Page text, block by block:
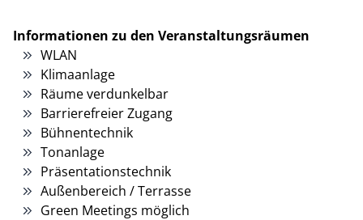
Informationen zu den Veranstaltungsräumen
WLAN
Klimaanlage
Räume verdunkelbar
Barrierefreier Zugang
Bühnentechnik
Tonanlage
Präsentationstechnik
Außenbereich / Terrasse
Green Meetings möglich